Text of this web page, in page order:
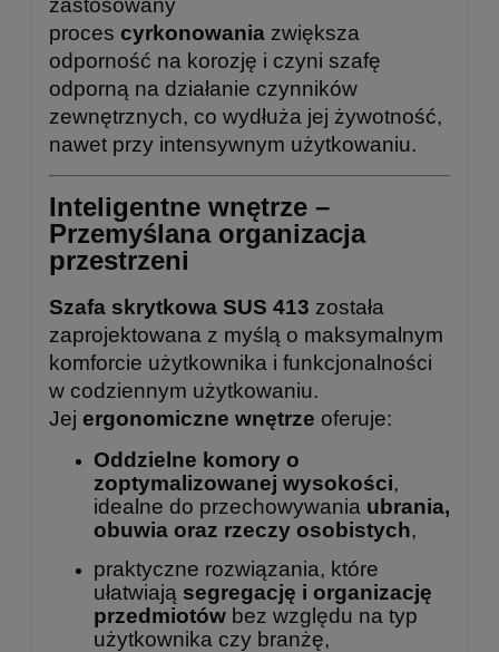
zastosowany
proces cyrkonowania zwiększa
odporność na korozję i czyni szafę
odporną na działanie czynników
zewnętrznych, co wydłuża jej żywotność,
nawet przy intensywnym użytkowaniu.
Inteligentne wnętrze –
Przemyślana organizacja
przestrzeni
Szafa skrytkowa SUS 413 została
zaprojektowana z myślą o maksymalnym
komforcie użytkownika i funkcjonalności
w codziennym użytkowaniu.
Jej ergonomiczne wnętrze oferuje:
Oddzielne komory o
zoptymalizowanej wysokości,
idealne do przechowywania ubrania,
obuwia oraz rzeczy osobistych,
praktyczne rozwiązania, które
ułatwiają segregację i organizację
przedmiotów bez względu na typ
użytkownika czy branżę,